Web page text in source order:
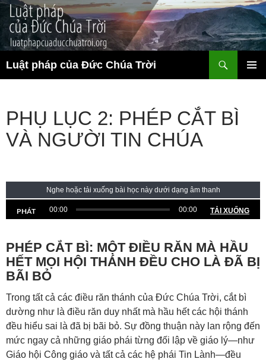
Chuyển
đến
nội
dung
Luật pháp của Đức Chúa Trời
kiếm
PHỤ LỤC 2: PHÉP CẮT BÌ
VÀ NGƯỜI TIN CHÚA
Nghe hoặc tải xuống bài học này dưới dạng âm thanh
PHÁT 00:00 00:00 TẢI XUỐNG
PHÉP CẮT BÌ: MỘT ĐIỀU RĂN MÀ HẦU
HẾT MỌI HỘI THÁNH ĐỀU CHO LÀ ĐÃ BỊ
BÃI BỎ
Trong tất cả các điều răn thánh của Đức Chúa Trời, cắt bì
dường như là điều răn duy nhất mà hầu hết các hội thánh
đều hiểu sai là đã bị bãi bỏ. Sự đồng thuận này lan rộng đến
mức ngay cả những giáo phái từng đối lập về giáo lý—như
Giáo hội Công giáo và tất cả các hệ phái Tin Lành—đều